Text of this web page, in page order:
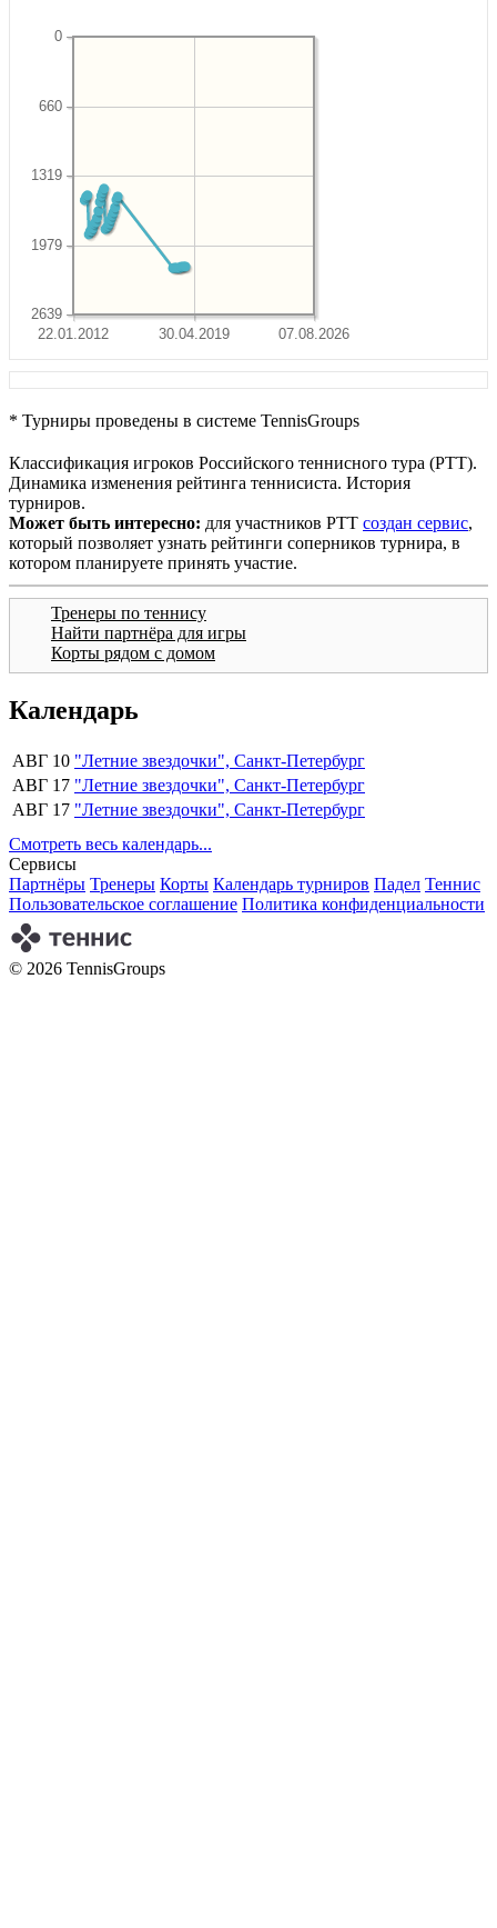
22.01.2012 30.04.2019 07.08.2026
2639
1979
1319
660
0
* Турниры проведены в системе TennisGroups
Классификация игроков Российского теннисного тура (РТТ).
Динамика изменения рейтинга теннисиста. История
турниров.
Может быть интересно: для участников РТТ создан сервис,
который позволяет узнать рейтинги соперников турнира, в
котором планируете принять участие.
Тренеры по теннису
Найти партнёра для игры
Корты рядом с домом
Календарь
АВГ 10 "Летние звездочки", Санкт-Петербург
АВГ 17 "Летние звездочки", Санкт-Петербург
АВГ 17 "Летние звездочки", Санкт-Петербург
Смотреть весь календарь...
Сервисы
Партнёры Тренеры Корты Календарь турниров Падел Теннис
Пользовательское соглашение Политика конфиденциальности
© 2026 TennisGroups